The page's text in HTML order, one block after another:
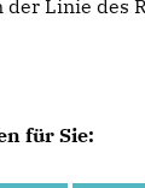
Linie des
für Sie: